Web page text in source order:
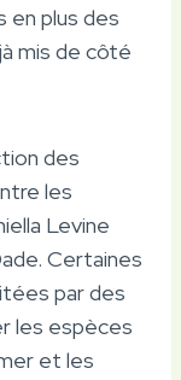
en plus des
mis de côté
des
les
Levine
Certaines
par des
les espèces
et les